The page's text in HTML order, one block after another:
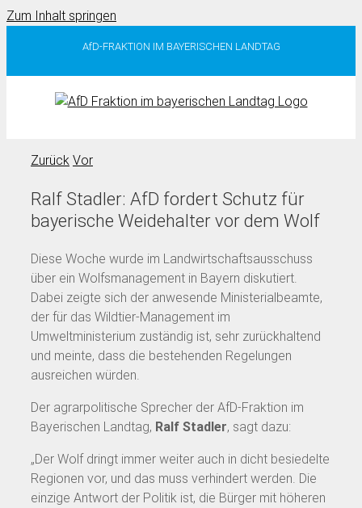
Zum Inhalt springen
AfD-FRAKTION IM BAYERISCHEN LANDTAG
Zurück Vor
Ralf Stadler: AfD fordert Schutz für
bayerische Weidehalter vor dem Wolf
Diese Woche wurde im Landwirtschaftsausschuss
über ein Wolfsmanagement in Bayern diskutiert.
Dabei zeigte sich der anwesende Ministerialbeamte,
der für das Wildtier-Management im
Umweltministerium zuständig ist, sehr zurückhaltend
und meinte, dass die bestehenden Regelungen
ausreichen würden.
Der agrarpolitische Sprecher der AfD-Fraktion im
Bayerischen Landtag, Ralf Stadler, sagt dazu:
„Der Wolf dringt immer weiter auch in dicht besiedelte
Regionen vor, und das muss verhindert werden. Die
einzige Antwort der Politik ist, die Bürger mit höheren